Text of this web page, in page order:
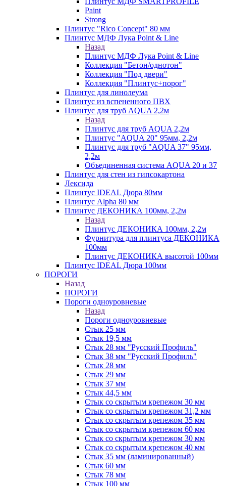
Paint
Strong
Плинтус "Rico Concept" 80 мм
Плинтус МДФ Лука Point & Line
Назад
Плинтус МДФ Лука Point & Line
Коллекция "Бетон/однотон"
Коллекция "Под двери"
Коллекция "Плинтус+порог"
Плинтус для линолеума
Плинтус из вспененного ПВХ
Плинтус для труб AQUA 2,2м
Назад
Плинтус для труб AQUA 2,2м
Плинтус "AQUA 20" 95мм, 2,2м
Плинтус для труб "AQUA 37" 95мм,
2,2м
Объединенная система AQUA 20 и 37
Плинтус для стен из гипсокартона
Лексида
Плинтус IDEAL Дюра 80мм
Плинтус Alpha 80 мм
Плинтус ДЕКОНИКА 100мм, 2,2м
Назад
Плинтус ДЕКОНИКА 100мм, 2,2м
Фурнитура для плинтуса ДЕКОНИКА
100мм
Плинтус ДЕКОНИКА высотой 100мм
Плинтус IDEAL Дюра 100мм
ПОРОГИ
Назад
ПОРОГИ
Пороги одноуровневые
Назад
Пороги одноуровневые
Стык 25 мм
Стык 19,5 мм
Стык 28 мм "Русский Профиль"
Стык 38 мм "Русский Профиль"
Стык 28 мм
Стык 29 мм
Стык 37 мм
Стык 44,5 мм
Стык со скрытым крепежом 30 мм
Стык со скрытым крепежом 31,2 мм
Стык со скрытым крепежом 35 мм
Стык со скрытым крепежом 60 мм
Стык со скрытым крепежом 30 мм
Стык со скрытым крепежом 40 мм
Стык 35 мм (ламинированный)
Стык 60 мм
Стык 78 мм
Стык 100 мм